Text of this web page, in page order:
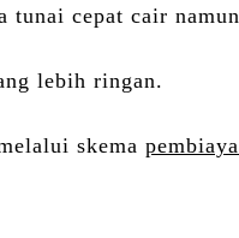
tunai cepat cair
lebih ringan.
skema